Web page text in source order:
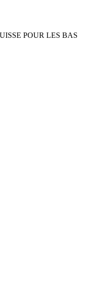
POUR LES BAS